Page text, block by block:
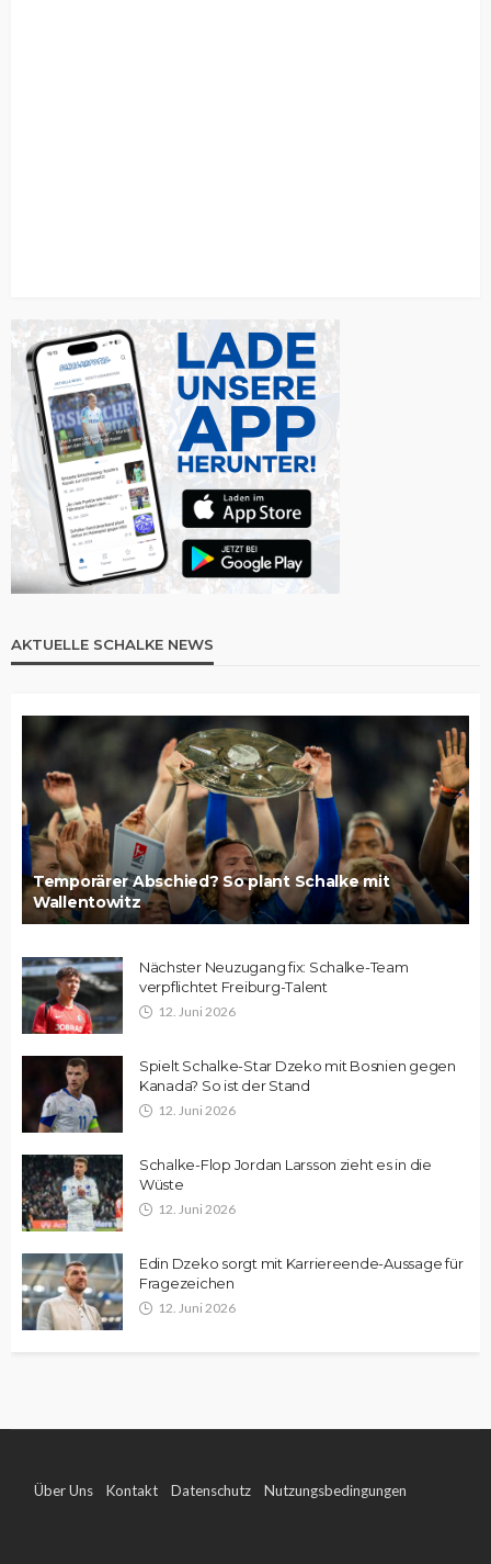
AKTUELLE SCHALKE NEWS
Temporärer Abschied? So plant Schalke mit
Wallentowitz
Nächster Neuzugang fix: Schalke-Team
verpflichtet Freiburg-Talent
12. Juni 2026
Spielt Schalke-Star Dzeko mit Bosnien gegen
Kanada? So ist der Stand
12. Juni 2026
Schalke-Flop Jordan Larsson zieht es in die
Wüste
12. Juni 2026
Edin Dzeko sorgt mit Karriereende-Aussage für
Fragezeichen
12. Juni 2026
Über Uns Kontakt Datenschutz Nutzungsbedingungen